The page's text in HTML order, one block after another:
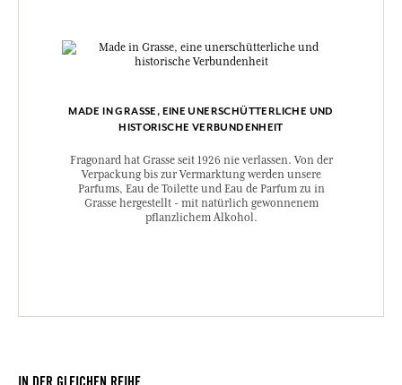
MADE IN GRASSE, EINE UNERSCHÜTTERLICHE UND
HISTORISCHE VERBUNDENHEIT
Fragonard hat Grasse seit 1926 nie verlassen. Von der
Verpackung bis zur Vermarktung werden unsere
Parfums, Eau de Toilette und Eau de Parfum zu in
Grasse hergestellt - mit natürlich gewonnenem
pflanzlichem Alkohol.